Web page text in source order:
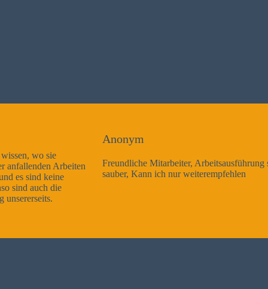
Freundliche Mitarbeiter, Arbeitsausführung sehr gut und sehr
sauber, Kann ich nur weiterempfehlen